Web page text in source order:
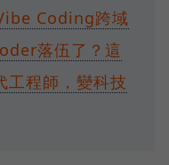
Coding跨域
落伍了？這
工程師，變科技